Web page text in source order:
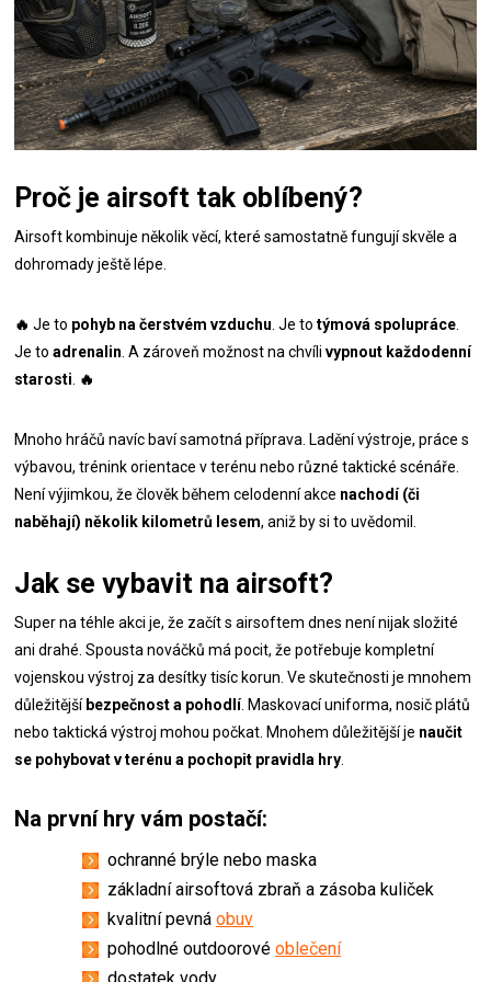
Proč je airsoft tak oblíbený?
Airsoft kombinuje několik věcí, které samostatně fungují skvěle a
dohromady ještě lépe.
🔥 Je to pohyb na čerstvém vzduchu. Je to týmová spolupráce.
Je to adrenalin. A zároveň možnost na chvíli vypnout každodenní
starosti. 🔥
Mnoho hráčů navíc baví samotná příprava. Ladění výstroje, práce s
výbavou, trénink orientace v terénu nebo různé taktické scénáře.
Není výjimkou, že člověk během celodenní akce nachodí (či
naběhají) několik kilometrů lesem, aniž by si to uvědomil.
Jak se vybavit na airsoft?
Super na téhle akci je, že začít s airsoftem dnes není nijak složité
ani drahé. Spousta nováčků má pocit, že potřebuje kompletní
vojenskou výstroj za desítky tisíc korun. Ve skutečnosti je mnohem
důležitějšíbezpečnost a pohodlí. Maskovací uniforma, nosič plátů
nebo taktická výstroj mohou počkat. Mnohem důležitější je naučit
se pohybovat v terénu a pochopit pravidla hry.
Na první hry vám postačí:
ochranné brýle nebo maska
základní airsoftová zbraň a zásoba kuliček
kvalitní pevná obuv
pohodlné outdoorové oblečení